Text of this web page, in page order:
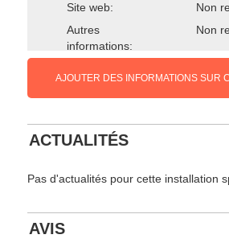
Site web:
Non
Autres
informations:
Non
AJOUTER DES INFORMATIONS SUR
ACTUALITÉS
Pas d'actualités pour cette installation
AVIS